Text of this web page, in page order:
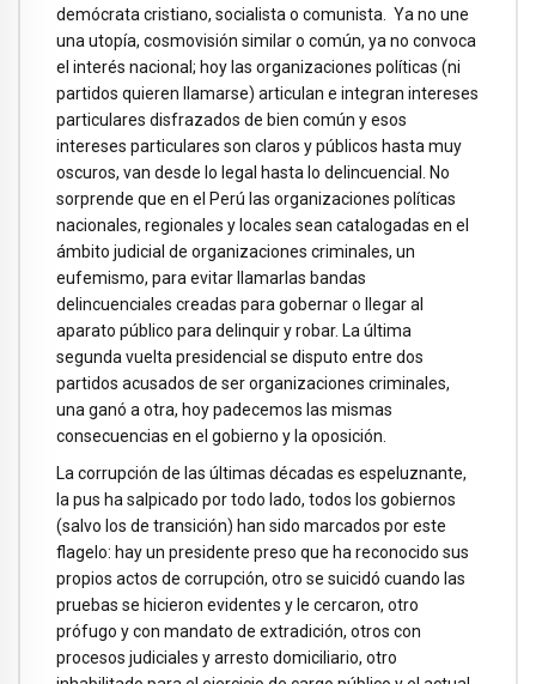
demócrata cristiano, socialista o comunista. Ya no une
una utopía, cosmovisión similar o común, ya no convoca
el interés nacional; hoy las organizaciones políticas (ni
partidos quieren llamarse) articulan e integran intereses
particulares disfrazados de bien común y esos
intereses particulares son claros y públicos hasta muy
oscuros, van desde lo legal hasta lo delincuencial. No
sorprende que en el Perú las organizaciones políticas
nacionales, regionales y locales sean catalogadas en el
ámbito judicial de organizaciones criminales, un
eufemismo, para evitar llamarlas bandas
delincuenciales creadas para gobernar o llegar al
aparato público para delinquir y robar. La última
segunda vuelta presidencial se disputo entre dos
partidos acusados de ser organizaciones criminales,
una ganó a otra, hoy padecemos las mismas
consecuencias en el gobierno y la oposición.
La corrupción de las últimas décadas es espeluznante,
la pus ha salpicado por todo lado, todos los gobiernos
(salvo los de transición) han sido marcados por este
flagelo: hay un presidente preso que ha reconocido sus
propios actos de corrupción, otro se suicidó cuando las
pruebas se hicieron evidentes y le cercaron, otro
prófugo y con mandato de extradición, otros con
procesos judiciales y arresto domiciliario, otro